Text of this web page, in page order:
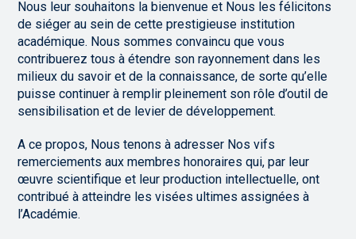
Nous leur souhaitons la bienvenue et Nous les félicitons
de siéger au sein de cette prestigieuse institution
académique. Nous sommes convaincu que vous
contribuerez tous à étendre son rayonnement dans les
milieux du savoir et de la connaissance, de sorte qu’elle
puisse continuer à remplir pleinement son rôle d’outil de
sensibilisation et de levier de développement.
A ce propos, Nous tenons à adresser Nos vifs
remerciements aux membres honoraires qui, par leur
œuvre scientifique et leur production intellectuelle, ont
contribué à atteindre les visées ultimes assignées à
l’Académie.